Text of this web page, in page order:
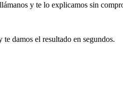
y te lo explicamos sin
damos el resultado en segundos.